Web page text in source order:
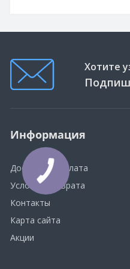
Хотите
Информация
Доставка и оплата
Условия возврата
Контакты
Карта сайта
Акции